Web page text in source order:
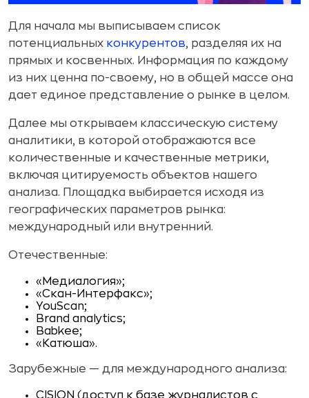
Для начала мы выписываем список
потенциальных конкурентов, разделяя их на
прямых и косвенных. Информация по каждому
из них ценна по-своему, но в общей массе она
дает единое представление о рынке в целом.
Далее мы открываем классическую систему
аналитики, в которой отображаются все
количественные и качественные метрики,
включая цитируемость объектов нашего
анализа. Площадка выбирается исходя из
географических параметров рынка:
международный или внутренний.
Отечественные:
«Медиалогия»;
«Скан-Интерфакс»;
YouScan;
Brand analytics;
Babkee;
«Катюша».
Зарубежные — для международного анализа:
CISION (доступ к базе журналистов с